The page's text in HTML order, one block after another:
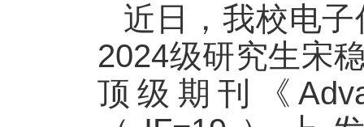
近日，我校电
2024级研究生宋
顶级期刊《